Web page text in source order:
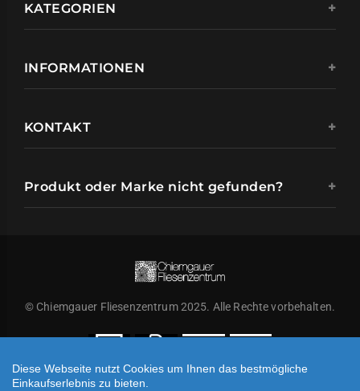
KATEGORIEN
INFORMATIONEN
KONTAKT
Produkt oder Marke nicht gefunden?
© Chiemgauer Fliesenzentrum 2025. Alle Rechte vorbehalten.
Diese Webseite nutzt Cookies um Ihnen das bestmögliche
Einkaufserlebnis zu bieten.